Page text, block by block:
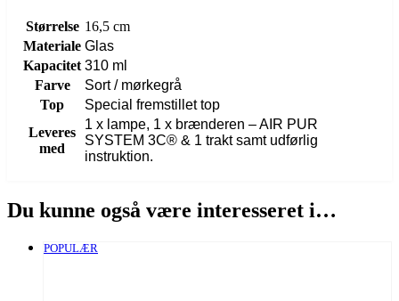
Størrelse 16,5 cm
Materiale Glas
Kapacitet 310 ml
Farve
Sort / mørkegrå
Top
Special fremstillet top
Leveres
med
1 x lampe, 1 x brænderen – AIR PUR
SYSTEM 3C® & 1 trakt samt udførlig
instruktion.
Du kunne også være interesseret i…
POPULÆR